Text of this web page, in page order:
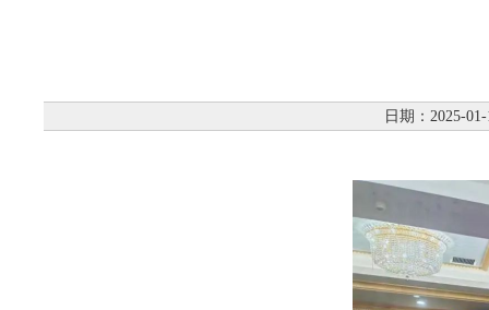
日期：2025-